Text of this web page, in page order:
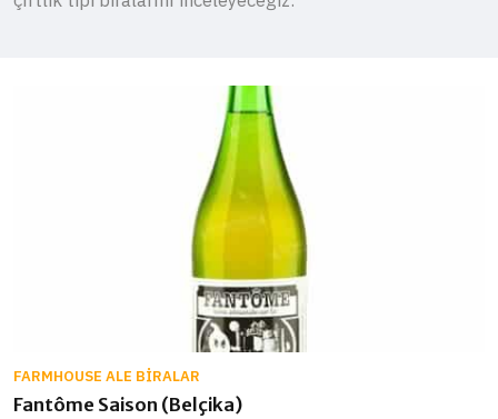
FARMHOUSE ALE BIRALAR
Fantôme Saison (Belçika)